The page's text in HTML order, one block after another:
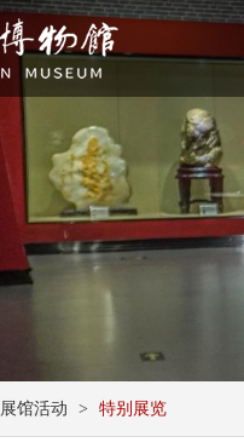
展馆活动 > 特别展览